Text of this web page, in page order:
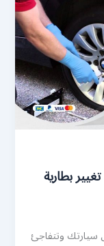
تبديل بطارية سيارة بيان 55445363 تغيير بطارية
سيارتك وتتفاجئ